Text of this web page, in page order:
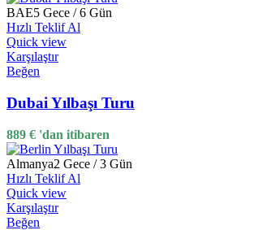
BAE5 Gece / 6 Gün
Hızlı Teklif Al
Quick view
Karşılaştır
Beğen
Dubai Yılbaşı Turu
889 € 'dan itibaren
Almanya2 Gece / 3 Gün
Hızlı Teklif Al
Quick view
Karşılaştır
Beğen